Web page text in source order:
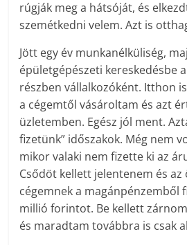
rúgják meg a hátsóját, és
szemétkedni velem. Azt is
Jött egy év munkanélküliség,
épületgépészeti kereskedésbe
részben vállalkozóként. Itthon
a cégemtől vásároltam és azt
üzletemben. Egész jól ment.
fizetünk” időszakok. Még nem
mikor valaki nem fizette ki az
Csődöt kellett jelentenem és az
cégemnek a magánpénzemből
millió forintot. Be kellett
és maradtam továbbra is csak